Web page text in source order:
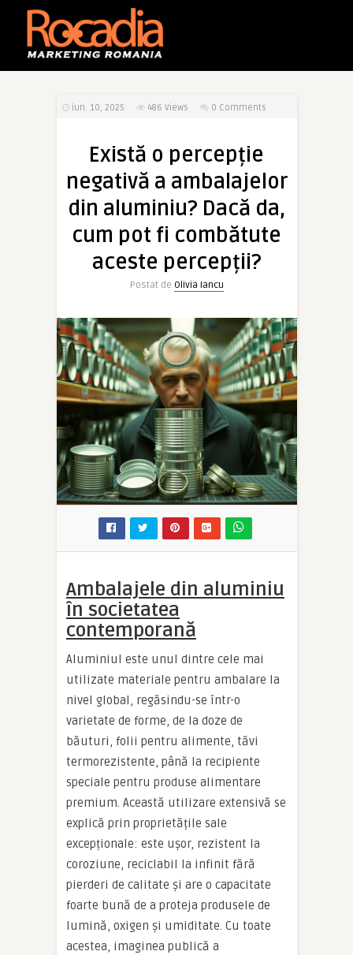
iun. 10, 2025 486 Views 0 Comments
Există o percepție
negativă a ambalajelor
din aluminiu? Dacă da,
cum pot fi combătute
aceste percepții?
Postat de Olivia Iancu
Ambalajele din aluminiu
în societatea
contemporană
Aluminiul este unul dintre cele mai
utilizate materiale pentru ambalare la
nivel global, regăsindu-se într-o
varietate de forme, de la doze de
băuturi, folii pentru alimente, tăvi
termorezistente, până la recipiente
speciale pentru produse alimentare
premium. Această utilizare extensivă se
explică prin proprietățile sale
excepționale: este ușor, rezistent la
coroziune, reciclabil la infinit fără
pierderi de calitate și are o capacitate
foarte bună de a proteja produsele de
lumină, oxigen și umiditate. Cu toate
acestea, imaginea publică a